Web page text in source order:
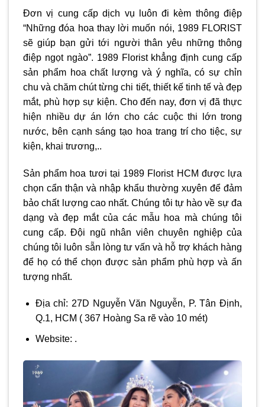
Đơn vị cung cấp dịch vụ luôn đi kèm thông điệp
“Những đóa hoa thay lời muốn nói, 1989 FLORIST
sẽ giúp bạn gửi tới người thân yêu những thông
điệp ngọt ngào”. 1989 Florist khẳng định cung cấp
sản phẩm hoa chất lượng và ý nghĩa, có sự chỉn
chu và chăm chút từng chi tiết, thiết kế tinh tế và đẹp
mắt, phù hợp sự kiện. Cho đến nay, đơn vị đã thực
hiện nhiều dự án lớn cho các cuộc thi lớn trong
nước, bên cạnh sáng tạo hoa trang trí cho tiệc, sự
kiện, khai trương,..
Sản phẩm hoa tươi tại 1989 Florist HCM được lựa
chọn cẩn thận và nhập khẩu thường xuyên để đảm
bảo chất lượng cao nhất. Chúng tôi tự hào về sự đa
dạng và đẹp mắt của các mẫu hoa mà chúng tôi
cung cấp. Đội ngũ nhân viên chuyên nghiệp của
chúng tôi luôn sẵn lòng tư vấn và hỗ trợ khách hàng
để họ có thể chọn được sản phẩm phù hợp và ấn
tượng nhất.
Địa chỉ: 27D Nguyễn Văn Nguyễn, P. Tân Định,
Q.1, HCM ( 367 Hoàng Sa rẽ vào 10 mét)
Website: .